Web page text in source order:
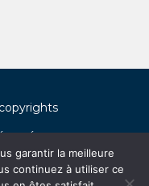
garantir la meilleure
continuez à utiliser ce